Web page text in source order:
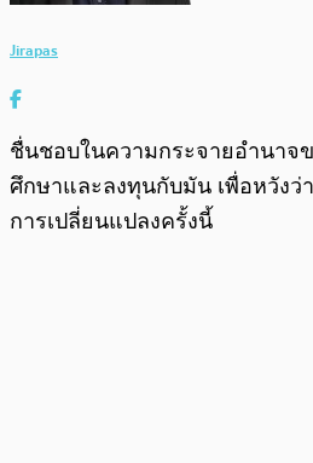
Jirapas
ชื่นชอบในความกระจายอำนาจ
ศึกษาและลงทุนกับมัน เพื่อหวังว่
การเปลี่ยนแปลงครั้งนี้